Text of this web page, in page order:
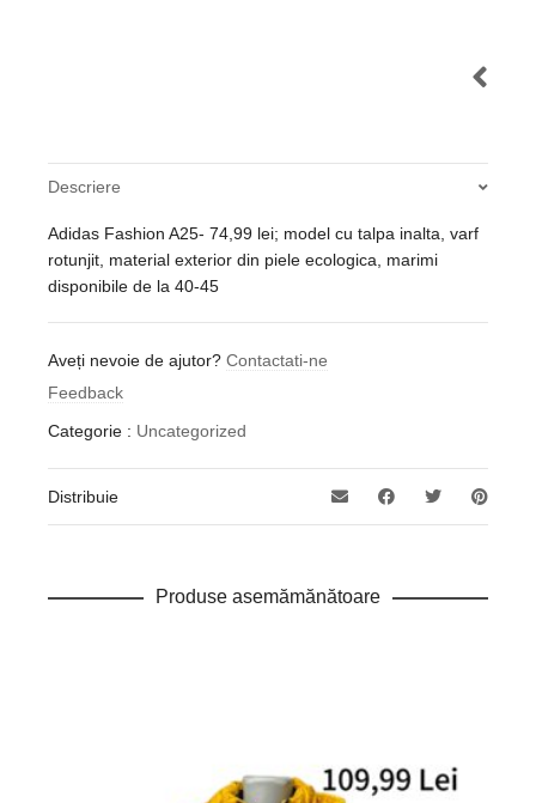
Descriere
Adidas Fashion A25- 74,99 lei; model cu talpa inalta, varf
rotunjit, material exterior din piele ecologica, marimi
disponibile de la 40-45
Aveți nevoie de ajutor? Contactati-ne
Feedback
Categorie : Uncategorized
Distribuie
Produse asemămănătoare